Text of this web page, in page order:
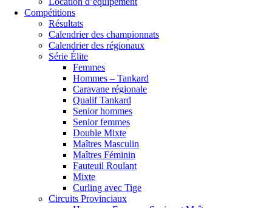
Compétitions
Résultats
Calendrier des championnats
Calendrier des régionaux
Série Élite
Femmes
Hommes – Tankard
Caravane régionale
Qualif Tankard
Senior hommes
Senior femmes
Double Mixte
Maîtres Masculin
Maîtres Féminin
Fauteuil Roulant
Mixte
Curling avec Tige
Circuits Provinciaux